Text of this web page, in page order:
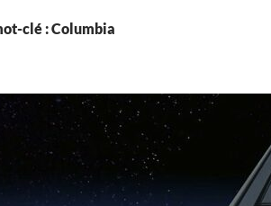
clé : Columbia